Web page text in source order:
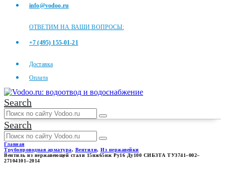
info@vodoo.ru
ОТВЕТИМ НА ВАШИ ВОПРОСЫ:
+7 (495) 155-01-21
Доставка
Оплата
Search
Search
Главная
Трубопроводная арматура, Вентили, Из нержавейки
Вентиль из нержавеющей стали 15нж65нж Ру16 Ду100 СИБЗТА ТУ3741–002–
27104101–2014